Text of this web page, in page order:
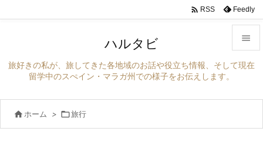


 RSS Feedly
ハルタビ
旅好きの私が、旅してきた各地域のお話や役立ち情報、そして現在
留学中のスぺイン・マラガ州での様子をお伝えします。
 ホーム > 旅行